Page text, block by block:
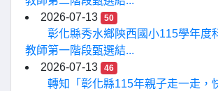
2026-07-13
50
彰化縣秀水鄉陝西國小115學年度
教師第一階段甄選結...
2026-07-13
46
轉知「彰化縣115年親子走一走，